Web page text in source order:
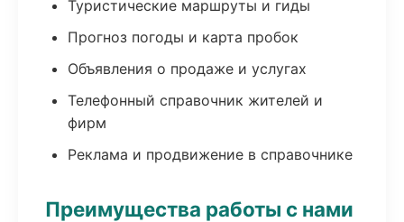
Туристические маршруты и гиды
Прогноз погоды и карта пробок
Объявления о продаже и услугах
Телефонный справочник жителей и
фирм
Реклама и продвижение в справочнике
Преимущества работы с нами